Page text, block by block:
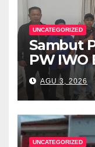
UNCATEGORIZED
Sambut
PW IWO
Walikota
AGU 3, 2026
UNCATEGORIZED